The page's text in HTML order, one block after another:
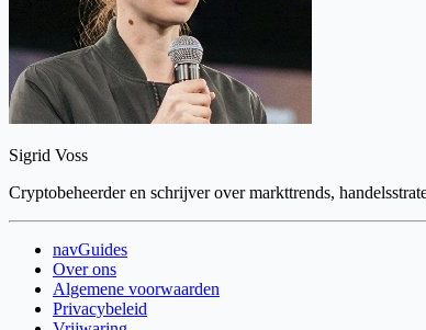
Sigrid Voss
Cryptobeheerder en schrijver over markttrends,
navGuides
Over ons
Algemene voorwaarden
Privacybeleid